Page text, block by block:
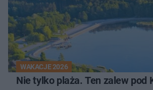
WAKACJE 2026
Nie tylko plaża. Ten zalew pod